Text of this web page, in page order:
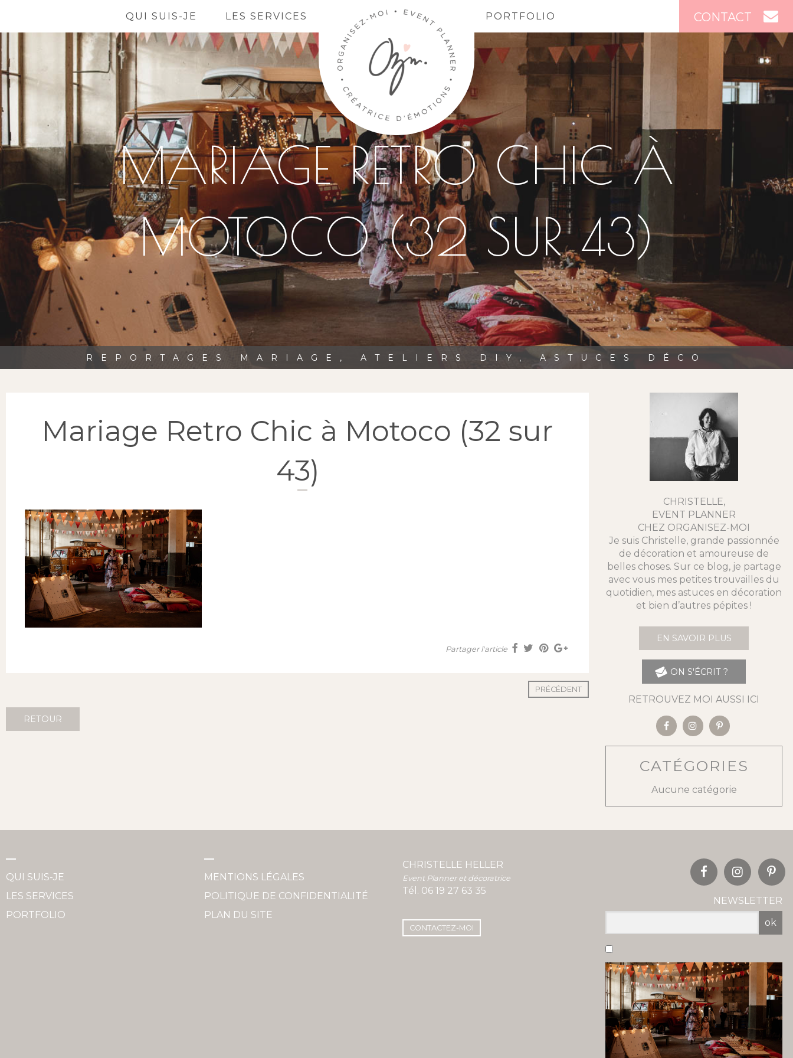
CONTACT
QUI SUIS-JE LES SERVICES PORTFOLIO
MARIAGE RETRO CHIC À
MOTOCO (32 SUR 43)
REPORTAGES MARIAGE, ATELIERS DIY, ASTUCES DÉCO
Mariage Retro Chic à Motoco (32 sur
43)
Partager l'article
PRÉCÉDENT
RETOUR
CHRISTELLE,
EVENT PLANNER
CHEZ ORGANISEZ-MOI
Je suis Christelle, grande passionnée
de décoration et amoureuse de
belles choses. Sur ce blog, je partage
avec vous mes petites trouvailles du
quotidien, mes astuces en décoration
et bien d’autres pépites !
EN SAVOIR PLUS
ON S'ÉCRIT ?
RETROUVEZ MOI AUSSI ICI
CATÉGORIES
Aucune catégorie
QUI SUIS-JE
LES SERVICES
PORTFOLIO
MENTIONS LÉGALES
POLITIQUE DE CONFIDENTIALITÉ
PLAN DU SITE
CHRISTELLE HELLER
Event Planner et décoratrice
Tél. 06 19 27 63 35
CONTACTEZ-MOI
NEWSLETTER
ok